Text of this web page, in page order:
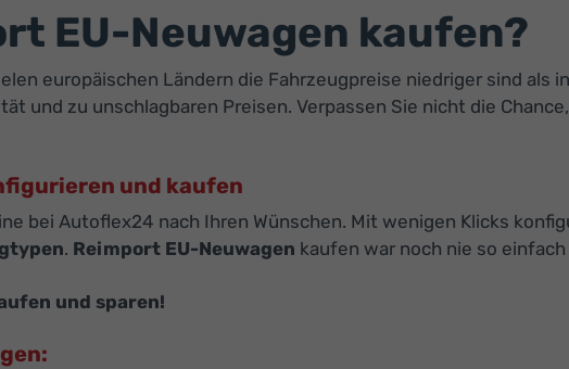
EU-Neuwagen kaufen?
europäischen Ländern die Fahrzeugpreise niedriger sind als
und zu unschlagbaren Preisen. Verpassen Sie nicht die
und kaufen
bei Autoflex24 nach Ihren Wünschen. Mit wenigen Klicks
. Reimport EU-Neuwagen kaufen war noch nie so
und sparen!